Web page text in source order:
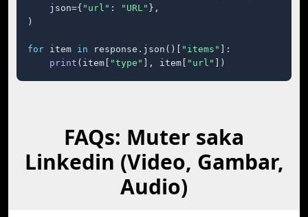
    json={
"url" : "URL" },
)
for item in response.json()[ "items"
]:
print (item[ "type" ], item[ "url" ])
FAQs: Muter saka
Linkedin (Video, Gambar,
Audio)